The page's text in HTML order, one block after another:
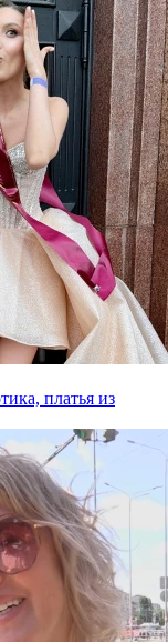
платья из